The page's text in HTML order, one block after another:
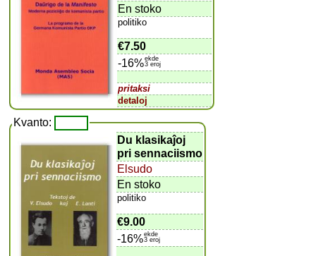
En stoko
politiko
€7.50
-16%ekde
3 eroj
pritaksi
detaloj
Kvanto:
Du klasikaĵoj
pri sennaciismo
Elsudo
En stoko
politiko
€9.00
-16%ekde
3 eroj